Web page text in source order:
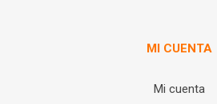
MI CUENTA
Mi cuenta